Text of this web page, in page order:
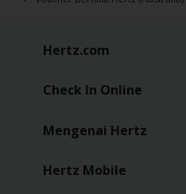
Hertz.com
Check In Online
Mengenai Hertz
Hertz Mobile